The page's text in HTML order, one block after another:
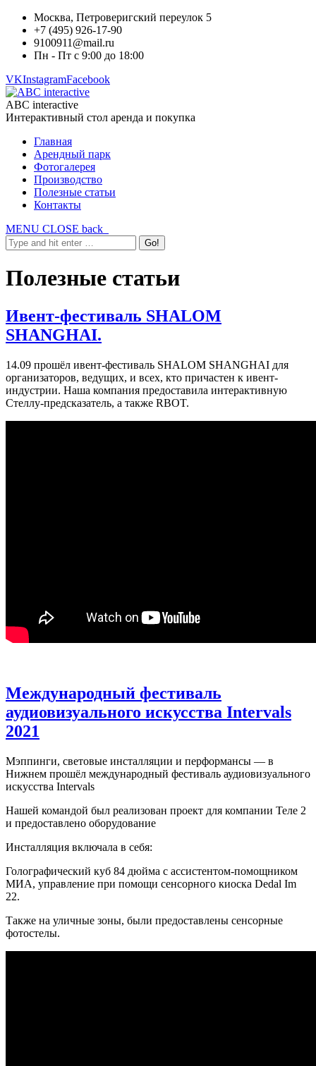
Москва, Петроверигский переулок 5
+7 (495) 926-17-90
9100911@mail.ru
Пн - Пт с 9:00 до 18:00
VKInstagramFacebook
ABC interactive
Интерактивный стол аренда и покупка
Главная
Арендный парк
Фотогалерея
Производство
Полезные статьи
Контакты
MENU CLOSE back
Полезные статьи
Ивент-фестиваль SHALOM
SHANGHAI.
14.09 прошёл ивент-фестиваль SHALOM SHANGHAI для
организаторов, ведущих, и всех, кто причастен к ивент-
индустрии. Наша компания предоставила интерактивную
Стеллу-предсказатель, а также RBOT.
Международный фестиваль
аудиовизуального искусства Intervals
2021
Мэппинги, световые инсталляции и перформансы — в
Нижнем прошёл международный фестиваль аудиовизуального
искусства Intervals
Нашей командой был реализован проект для компании Теле 2
и предоставлено оборудование
Инсталляция включала в себя:
Голографический куб 84 дюйма с ассистентом-помощником
МИА, управление при помощи сенсорного киоска Dedal Im
22.
Также на уличные зоны, были предоставлены сенсорные
фотостелы.